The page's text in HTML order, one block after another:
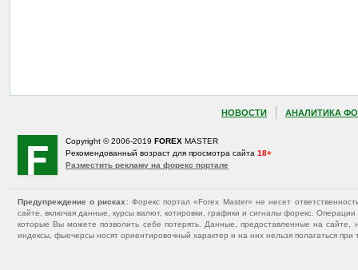
НОВОСТИ АНАЛИТИКА
Copyright © 2006-2019 FOREX MASTER
Рекомендованный возраст для просмотра сайта 18+
Разместить рекламу на форекс портале
Предупреждение о рисках : Форекс портал «Forex Master» не несет
сайте, включая данные, курсы валют, котировки, графики и сигналы форекс.
которые Вы можете позволить себе потерять. Данные, предоставленные на
индексы, фьючерсы носят ориентировочный характер и на них нельзя полагаться при